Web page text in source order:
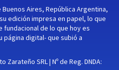
Aires, República Argentina,
edición impresa en papel, lo que
fundacional de lo que hoy es
página digital- que subió a
Zarateño SRL | Nº de Reg. DNDA: